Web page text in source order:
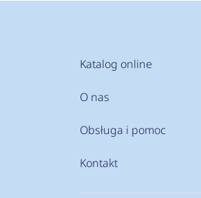
Katalog online
O nas
Obsługa i pomoc
Kontakt